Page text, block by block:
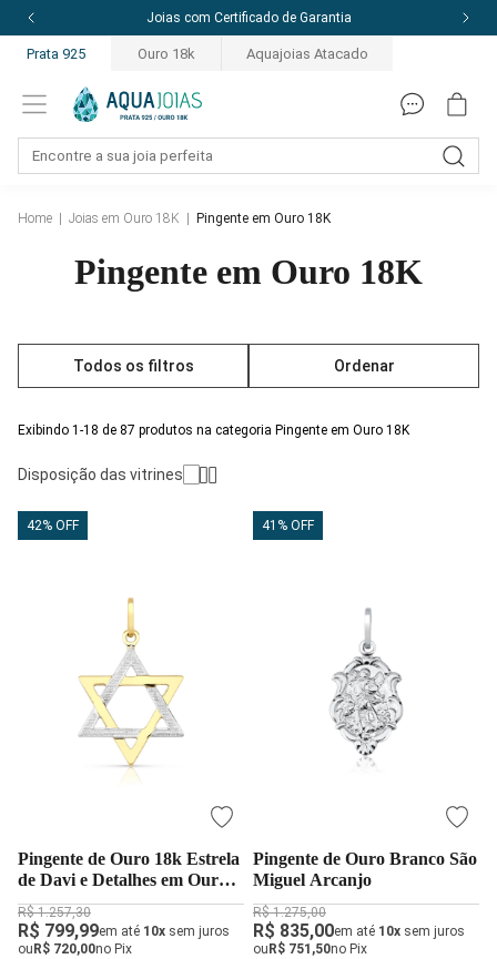
Joias com Certificado de Garantia
Prata 925 Ouro 18k Aquajoias Atacado
Home Joias em Ouro 18K Pingente em Ouro 18K
Pingente em Ouro 18K
Exibindo 1-18 de 87 produtos na categoria Pingente em Ouro 18K
Todos os filtros Ordenar
Disposição das vitrines
42% OFF
Pingente de Ouro 18k Estrela
de Davi e Detalhes em Ouro
Branco
R$ 1.257,30
R$ 799,99em até 10x sem juros
ou R$ 720,00no Pix
41% OFF
Pingente de Ouro Branco São
Miguel Arcanjo
R$ 1.275,00
R$ 835,00em até 10x sem juros
ou R$ 751,50no Pix